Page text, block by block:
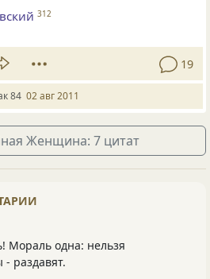
312
19
84 02 авг 2011
Женщина: 7 цитат
Мораль одна: нельзя
раздавят.